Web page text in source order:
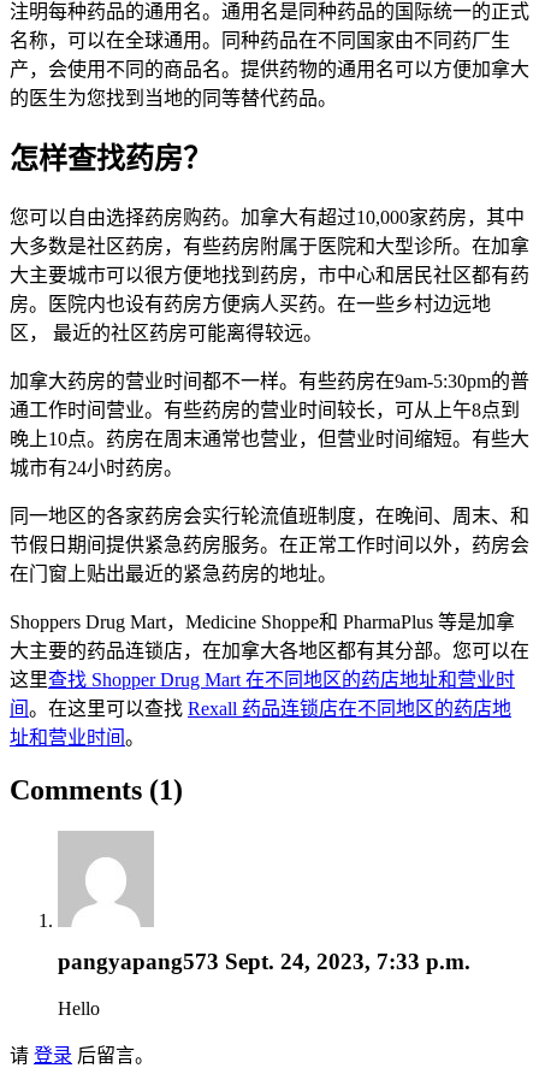
注明每种药品的通用名。通用名是同种药品的国际统一的正式
名称，可以在全球通用。同种药品在不同国家由不同药厂生
产，会使用不同的商品名。提供药物的通用名可以方便加拿大
的医生为您找到当地的同等替代药品。
怎样查找药房？
您可以自由选择药房购药。加拿大有超过10,000家药房，其中
大多数是社区药房，有些药房附属于医院和大型诊所。在加拿
大主要城市可以很方便地找到药房，市中心和居民社区都有药
房。医院内也设有药房方便病人买药。在一些乡村边远地
区， 最近的社区药房可能离得较远。
加拿大药房的营业时间都不一样。有些药房在9am-5:30pm的普
通工作时间营业。有些药房的营业时间较长，可从上午8点到
晚上10点。药房在周末通常也营业，但营业时间缩短。有些大
城市有24小时药房。
同一地区的各家药房会实行轮流值班制度，在晚间、周末、和
节假日期间提供紧急药房服务。在正常工作时间以外，药房会
在门窗上贴出最近的紧急药房的地址。
Shoppers Drug Mart，Medicine Shoppe和 PharmaPlus 等是加拿
大主要的药品连锁店，在加拿大各地区都有其分部。您可以在
这里查找 Shopper Drug Mart 在不同地区的药店地址和营业时
间。在这里可以查找 Rexall 药品连锁店在不同地区的药店地
址和营业时间。
Comments (1)
pangyapang573 Sept. 24, 2023, 7:33 p.m.
Hello
请 登录 后留言。